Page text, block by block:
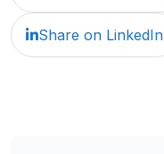
Share on LinkedIn